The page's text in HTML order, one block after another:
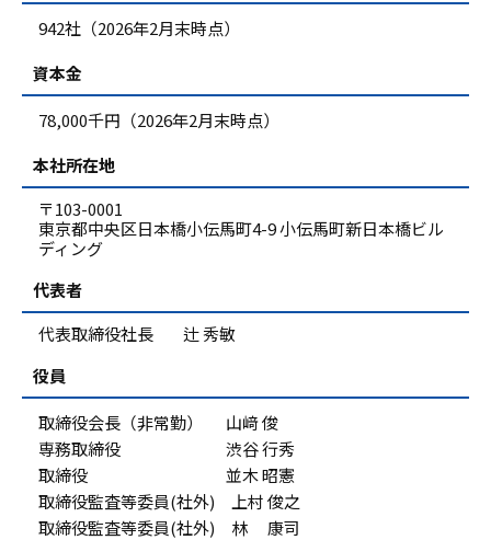
942社（2026年2月末時点）
資本金
78,000千円（2026年2月末時点）
本社所在地
〒103-0001
東京都中央区日本橋小伝馬町4-9 小伝馬町新日本橋ビル
ディング
代表者
代表取締役社長 辻 秀敏
役員
取締役会長（非常勤） 山﨑 俊
専務取締役 渋谷 行秀
取締役 並木 昭憲
取締役監査等委員(社外) 上村 俊之
取締役監査等委員(社外) 林 康司